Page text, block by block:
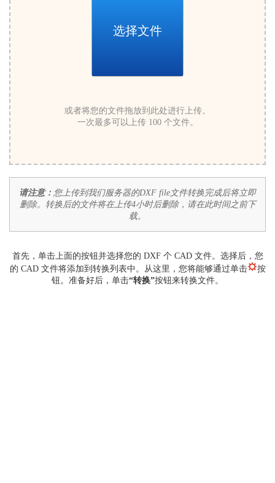
选择文件
或者将您的文件拖放到此处进行上传。
一次最多可以上传 100 个文件。
请注意： 您上传到我们服务器的DXF file文件转换完成后将立即
删除。转换后的文件将在上传4小时后删除，请在此时间之前下
载。
首先，单击上面的按钮并选择您的 DXF 个 CAD 文件。选择后，您
的 CAD 文件将添加到转换列表中。从这里，您将能够通过单击
按
钮。准备好后，单击“转换”按钮来转换文件。